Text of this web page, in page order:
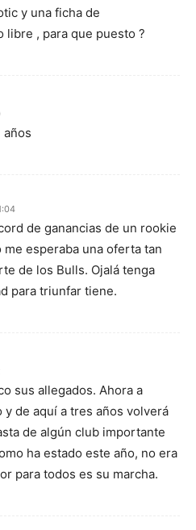
y una ficha de
libre , para que puesto ?
años
de ganancias de un rookie
me esperaba una oferta tan
de los Bulls. Ojalá tenga
para triunfar tiene.
sus allegados. Ahora a
y de aquí a tres años volverá
de algún club importante
ha estado este año, no era
para todos es su marcha.